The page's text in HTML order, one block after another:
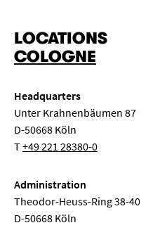
LOCATIONS
COLOGNE
Headquarters
Unter Krahnenbäumen 87
D-50668 Köln
T+49 221 28380-0
Administration
Theodor-Heuss-Ring 38-40
D-50668 Köln